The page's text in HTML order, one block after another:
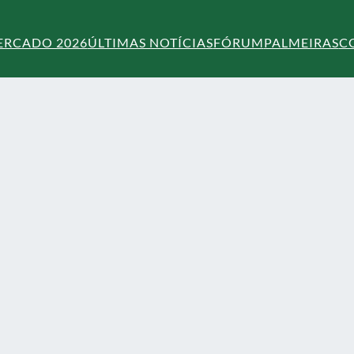
2026ÚLTIMAS NOTÍCIASFÓRUMPALMEIRAS